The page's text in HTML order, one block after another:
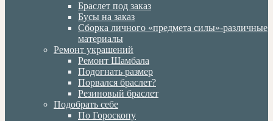
Браслет под заказ
Бусы на заказ
Сборка личного «предмета силы»-различные
материалы
Ремонт украшений
Ремонт Шамбала
Подогнать размер
Порвался браслет?
Резиновый браслет
Подобрать себе
По Гороскопу